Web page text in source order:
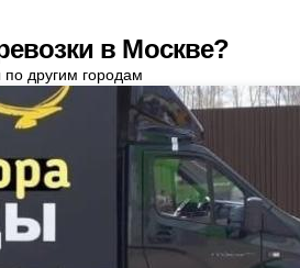
в Москве?
другим городам